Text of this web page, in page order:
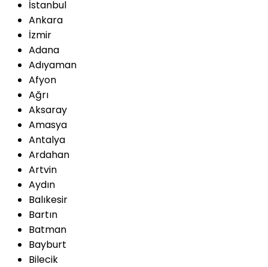
İstanbul
Ankara
İzmir
Adana
Adıyaman
Afyon
Ağrı
Aksaray
Amasya
Antalya
Ardahan
Artvin
Aydın
Balıkesir
Bartın
Batman
Bayburt
Bilecik